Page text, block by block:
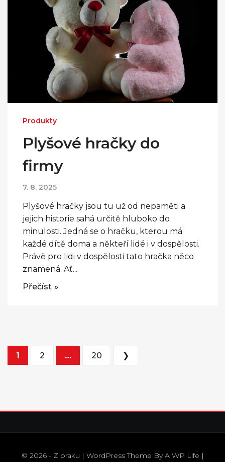
Produkty
Plyšové hračky do
firmy
7. 8. 2025
Plyšové hračky jsou tu už od nepaměti a
jejich historie sahá určitě hluboko do
minulosti. Jedná se o hračku, kterou má
každé dítě doma a někteří lidé i v dospělosti.
Právě pro lidi v dospělosti tato hračka něco
znamená. Ať...
Přečíst
Stránkování příspěvků
1 2 … 20 ❯
© 2026 - Z praku | WordPress Theme ByA WP Life |